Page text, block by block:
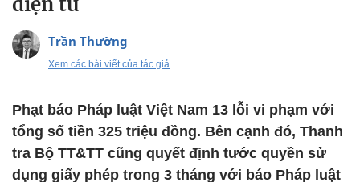
Trần Thường
Xem các bài viết của tác giả
Phạt báo Pháp luật Việt Nam 13 lỗi vi phạm với
tổng số tiền 325 triệu đồng. Bên cạnh đó, Thanh
tra Bộ TT&TT cũng quyết định tước quyền sử
dụng giấy phép trong 3 tháng với báo Pháp luật